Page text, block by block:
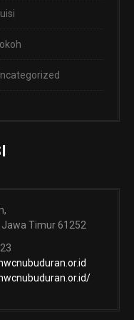
Jawa Timur 61252